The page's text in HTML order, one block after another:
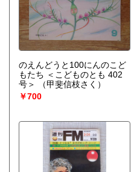
のえんどうと100にんのこど
もたち ＜こどものとも 402
号＞
（甲斐信枝さく）
￥700